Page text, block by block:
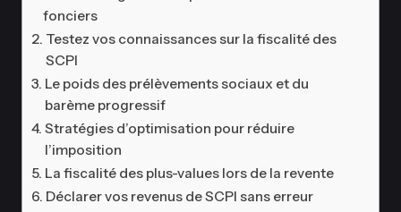
fonciers
Testez vos connaissances sur la fiscalité des
SCPI
Le poids des prélèvements sociaux et du
barème progressif
Stratégies d’optimisation pour réduire
l’imposition
La fiscalité des plus-values lors de la revente
Déclarer vos revenus de SCPI sans erreur